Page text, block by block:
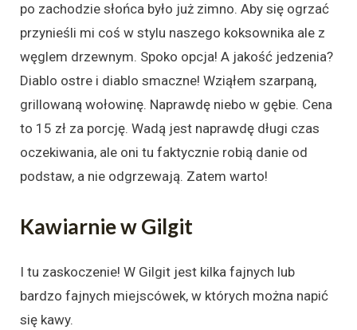
po zachodzie słońca było już zimno. Aby się ogrzać
przynieśli mi coś w stylu naszego koksownika ale z
węglem drzewnym. Spoko opcja! A jakość jedzenia?
Diablo ostre i diablo smaczne! Wziąłem szarpaną,
grillowaną wołowinę. Naprawdę niebo w gębie. Cena
to 15 zł za porcję. Wadą jest naprawdę długi czas
oczekiwania, ale oni tu faktycznie robią danie od
podstaw, a nie odgrzewają. Zatem warto!
Kawiarnie w Gilgit
I tu zaskoczenie! W Gilgit jest kilka fajnych lub
bardzo fajnych miejscówek, w których można napić
się kawy.